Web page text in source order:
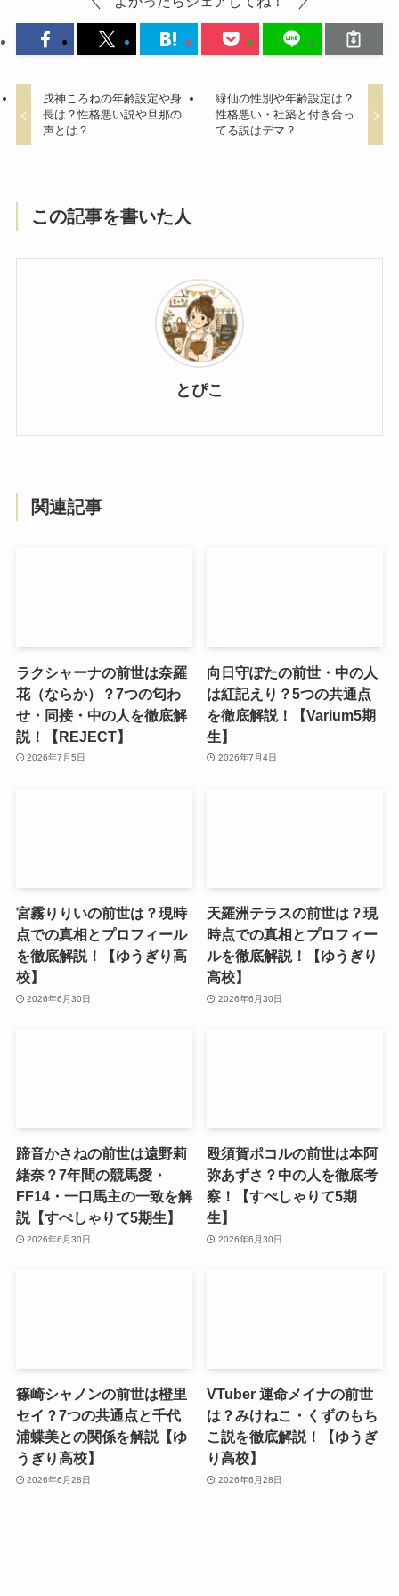
戌神ころねの年齢設定や身
長は？性格悪い説や旦那の
声とは？
緑仙の性別や年齢設定は？
性格悪い・社築と付き合っ
てる説はデマ？
この記事を書いた人
とぴこ
関連記事
ラクシャーナの前世は奈羅
花（ならか）？7つの匂わ
せ・同接・中の人を徹底解
説！【REJECT】
2026年7月5日
向日守ぽたの前世・中の人
は紅記えり？5つの共通点
を徹底解説！【Varium5期
生】
2026年7月4日
宮霧りりいの前世は？現時
点での真相とプロフィール
を徹底解説！【ゆうぎり高
校】
2026年6月30日
天羅洲テラスの前世は？現
時点での真相とプロフィー
ルを徹底解説！【ゆうぎり
高校】
2026年6月30日
蹄音かさねの前世は遠野莉
緒奈？7年間の競馬愛・
FF14・一口馬主の一致を解
説【すぺしゃりて5期生】
2026年6月30日
殴須賀ポコルの前世は本阿
弥あずさ？中の人を徹底考
察！【すぺしゃりて5期
生】
2026年6月30日
篠崎シャノンの前世は橙里
セイ？7つの共通点と千代
浦蝶美との関係を解説【ゆ
うぎり高校】
2026年6月28日
VTuber 運命メイナの前世
は？みけねこ・くずのもち
こ説を徹底解説！【ゆうぎ
り高校】
2026年6月28日